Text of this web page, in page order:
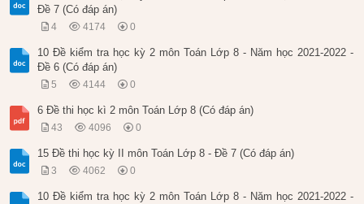
Đề 7 (Có đáp án)
4 4174 0
10 Đề kiểm tra học kỳ 2 môn Toán Lớp 8 - Năm học 2021-2022 -
Đề 6 (Có đáp án)
5 4144 0
6 Đề thi học kì 2 môn Toán Lớp 8 (Có đáp án)
43 4096 0
15 Đề thi học kỳ II môn Toán Lớp 8 - Đề 7 (Có đáp án)
3 4062 0
10 Đề kiểm tra học kỳ 2 môn Toán Lớp 8 - Năm học 2021-2022 -